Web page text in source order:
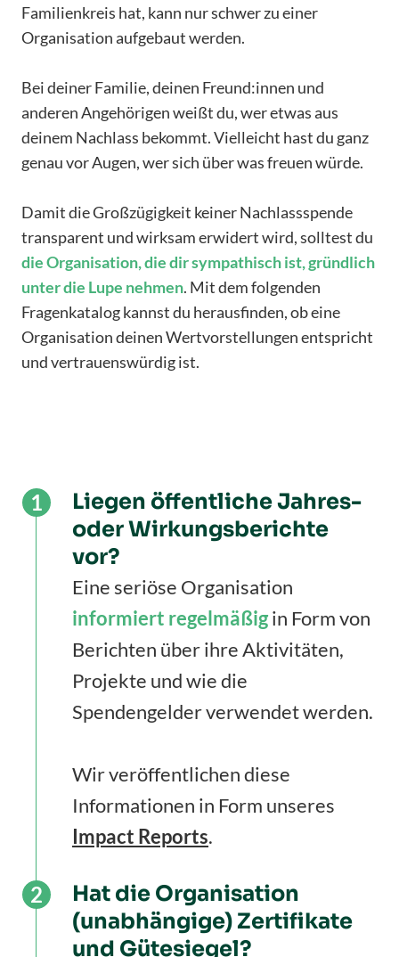
Familienkreis hat, kann nur schwer zu einer
Organisation aufgebaut werden.
Bei deiner Familie, deinen Freund:innen und
anderen Angehörigen weißt du, wer etwas aus
deinem Nachlass bekommt. Vielleicht hast du ganz
genau vor Augen, wer sich über was freuen würde.
Damit die Großzügigkeit keiner Nachlassspende
transparent und wirksam erwidert wird, solltest du
die Organisation, die dir sympathisch ist, gründlich
unter die Lupe nehmen. Mit dem folgenden
Fragenkatalog kannst du herausfinden, ob eine
Organisation deinen Wertvorstellungen entspricht
und vertrauenswürdig ist.
Liegen öffentliche Jahres-
oder Wirkungsberichte
vor?
Eine seriöse Organisation
informiert regelmäßigin Form von
Berichten über ihre Aktivitäten,
Projekte und wie die
Spendengelder verwendet werden.
Wir veröffentlichen diese
Informationen in Form unseres
Impact Reports.
Hat die Organisation
(unabhängige) Zertifikate
und Gütesiegel?